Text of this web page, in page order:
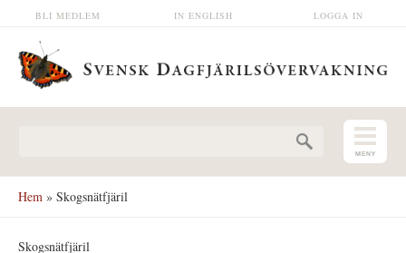
Hoppa till huvudinnehåll LOGGA IN
IN ENGLISH
BLI MEDLEM
Hem » Skogsnätfjäril
Skogsnätfjäril